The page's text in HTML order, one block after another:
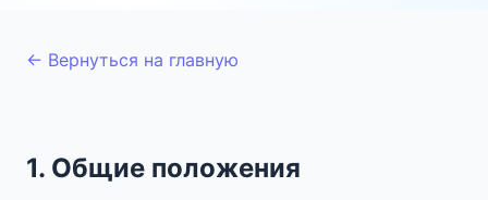
← Вернуться на главную
1. Общие положения